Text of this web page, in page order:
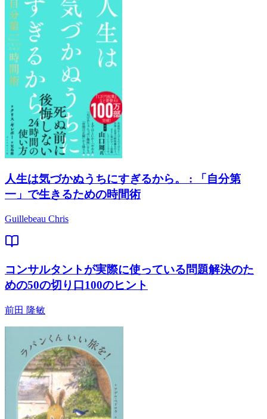
人生は気づかぬうちにすぎるから。 : 「自分第
一」で生きるための時間術
Guillebeau Chris
コンサルタントが実際に使っている問題解決のた
めの50の切り口100のヒント
前田 隆敏